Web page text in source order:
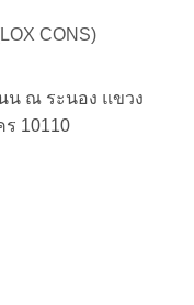
CONS)
น ณ ระนอง แขวง
ร 10110